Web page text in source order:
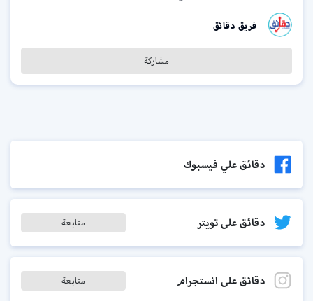
فريق دقائق
مشاركة
دقائق علي فيسبوك
دقائق على تويتر متابعة
دقائق على انستجرام متابعة